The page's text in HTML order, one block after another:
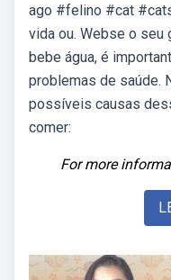
ago #felino #cat
vida ou. Webse o seu
bebe água, é
problemas de saúde.
possíveis causas
comer:
For more